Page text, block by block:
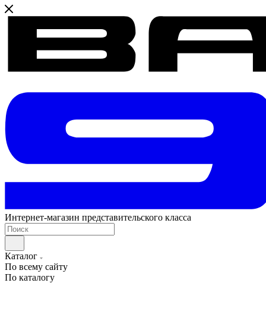
Интернет-магазин представительского класса
Каталог
По всему сайту
По каталогу